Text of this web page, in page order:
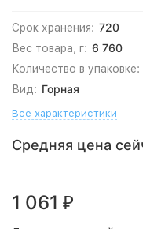
Срок хранения: 720
Вес товара, г: 6 760
Количество в упаковке:
Вид: Горная
Все характеристики
Средняя цена
1 061 ₽